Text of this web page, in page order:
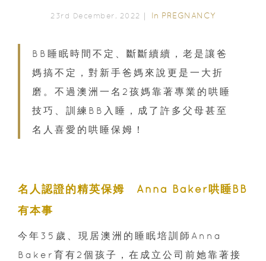
23rd December, 2022｜ In PREGNANCY
BB睡眠時間不定、斷斷續續，老是讓爸
媽搞不定，對新手爸媽來說更是一大折
磨。不過澳洲一名2孩媽靠著專業的哄睡
技巧、訓練BB入睡，成了許多父母甚至
名人喜愛的哄睡保姆！
名人認證的精英保姆 Anna Baker哄睡BB
有本事
今年35歲、現居澳洲的睡眠培訓師Anna
Baker育有2個孩子，在成立公司前她靠著接